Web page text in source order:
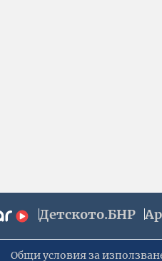
Детското.БНР
Общи условия за